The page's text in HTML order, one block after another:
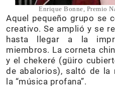
Enrique Bonne, Premio
Aquel pequeño grupo se
creativo. Se amplió y se
hasta llegar a la
miembros. La corneta
y el chekeré (güiro
de abalorios), saltó de la
la “música profana”.